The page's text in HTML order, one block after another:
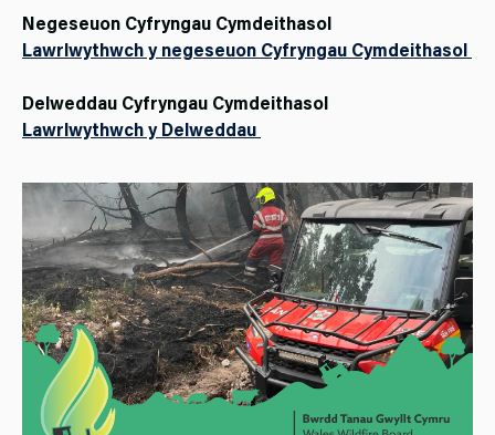
Negeseuon Cyfryngau Cymdeithasol
Lawrlwythwch y negeseuon Cyfryngau Cymdeithasol
Delweddau Cyfryngau Cymdeithasol
Lawrlwythwch y Delweddau